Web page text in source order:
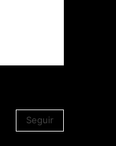
Seguir